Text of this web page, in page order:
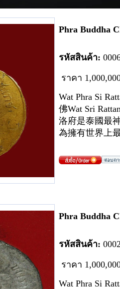
Phra Buddha
รหัสสินค้า: 000
ราคา 1,000,00
Wat Phra Si
佛Wat Sri
洛府是泰國最
為擁有世界上
Phra Buddha
รหัสสินค้า: 000
ราคา 1,000,00
Wat Phra Si